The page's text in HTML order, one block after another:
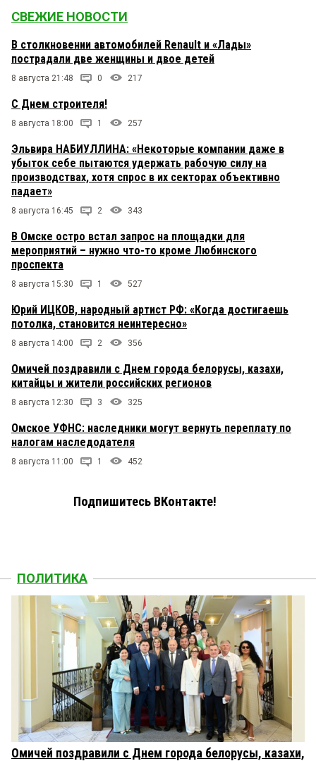
СВЕЖИЕ НОВОСТИ
В столкновении автомобилей Renault и «Лады»
пострадали две женщины и двое детей
8 августа 21:48 0 217
С Днем строителя!
8 августа 18:00 1 257
Эльвира НАБИУЛЛИНА: «Некоторые компании даже в
убыток себе пытаются удержать рабочую силу на
производствах, хотя спрос в их секторах объективно
падает»
8 августа 16:45 2 343
В Омске остро встал запрос на площадки для
мероприятий – нужно что-то кроме Любинского
проспекта
8 августа 15:30 1 527
Юрий ИЦКОВ, народный артист РФ: «Когда достигаешь
потолка, становится неинтересно»
8 августа 14:00 2 356
Омичей поздравили с Днем города белорусы, казахи,
китайцы и жители российских регионов
8 августа 12:30 3 325
Омское УФНС: наследники могут вернуть переплату по
налогам наследодателя
8 августа 11:00 1 452
Подпишитесь ВКонтакте!
ПОЛИТИКА
Омичей поздравили с Днем города белорусы, казахи,